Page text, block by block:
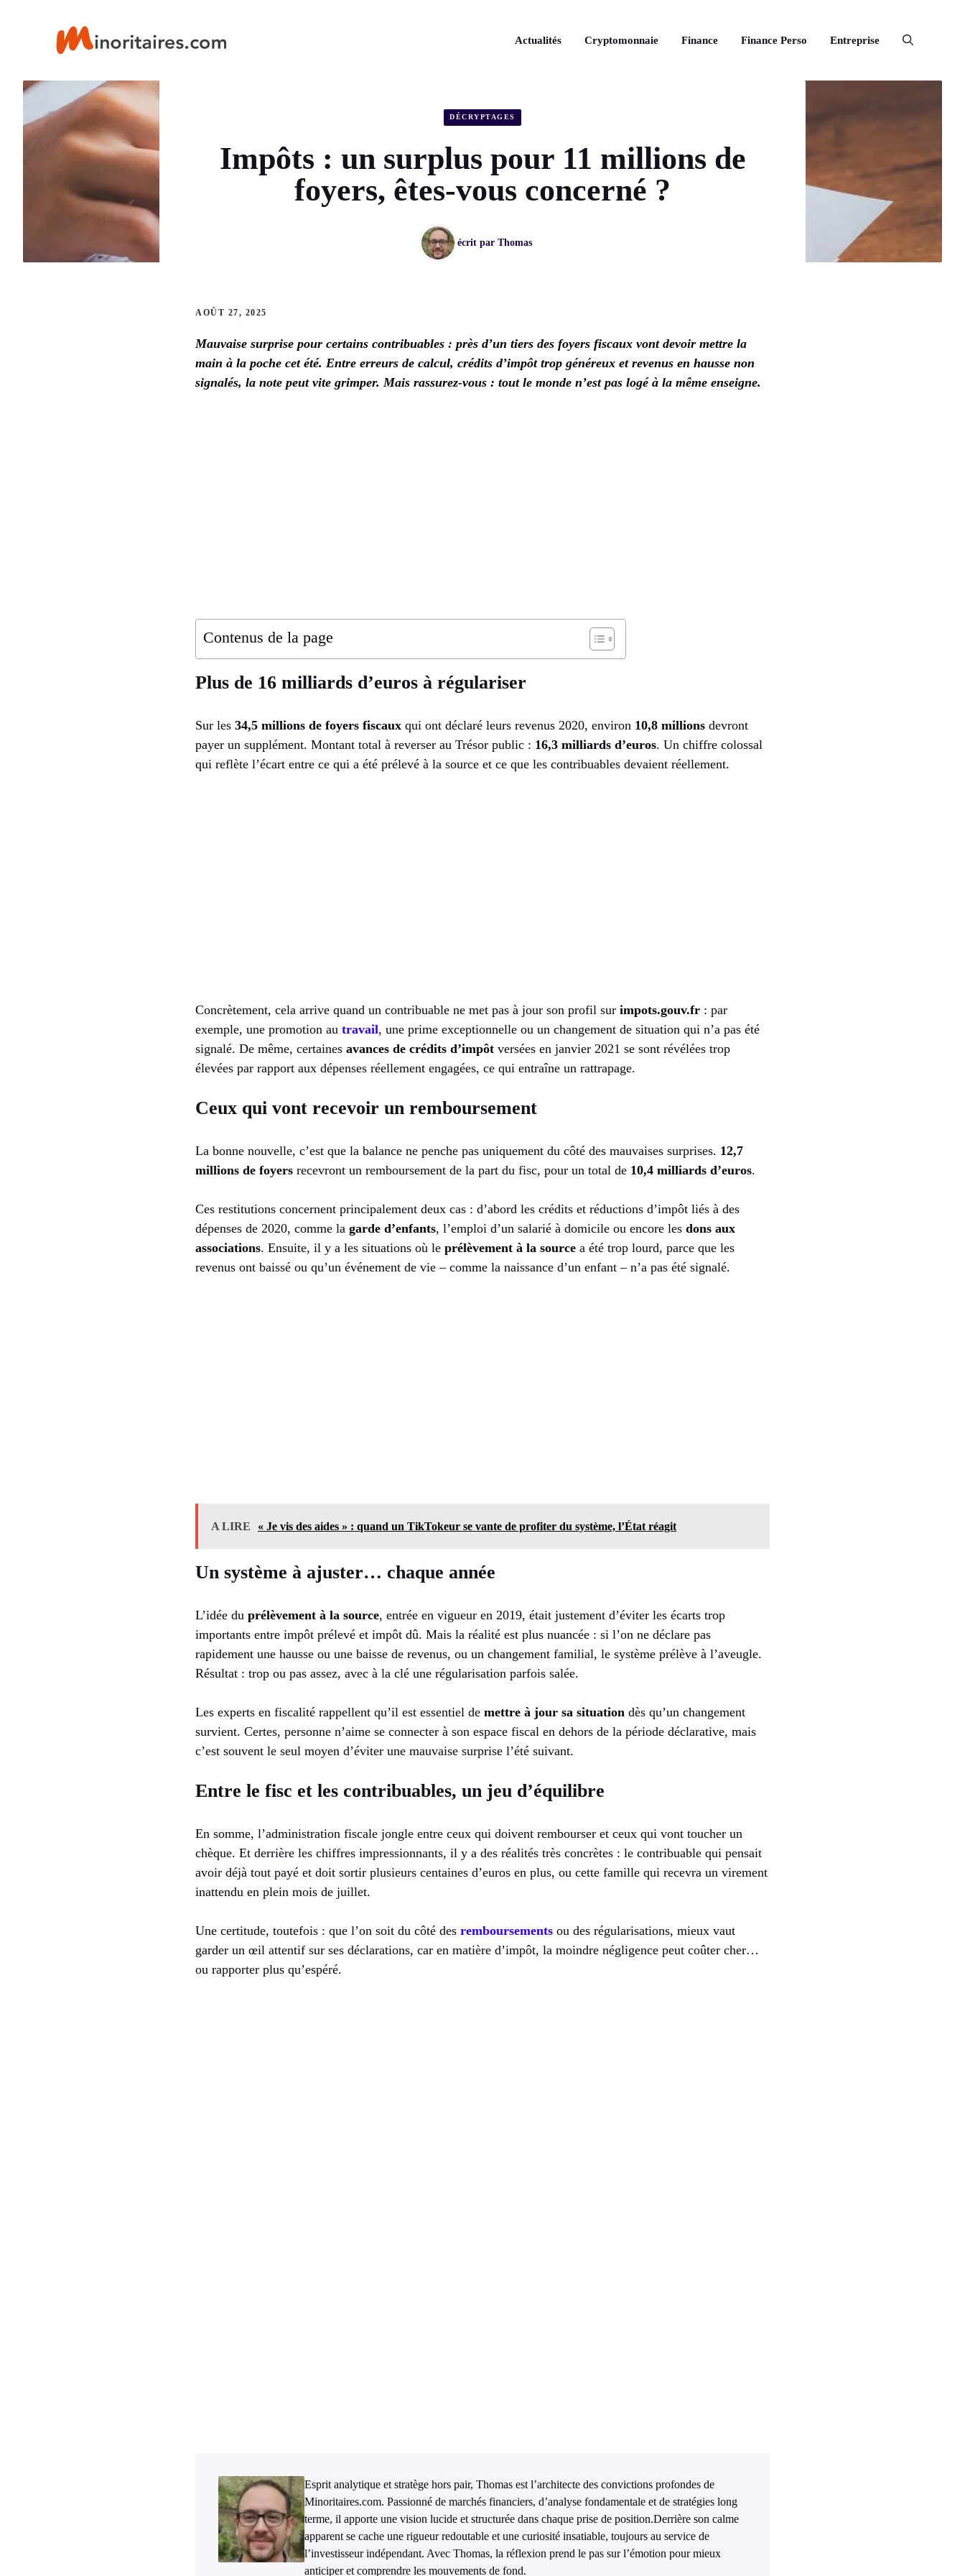
Actualités Cryptomonnaie Finance Finance Perso Entreprise
DÉCRYPTAGES
Impôts : un surplus pour 11 millions de
foyers, êtes-vous concerné ?
écrit par Thomas
AOÛT 27, 2025
Mauvaise surprise pour certains contribuables : près d’un tiers des foyers fiscaux vont devoir mettre la
main à la poche cet été. Entre erreurs de calcul, crédits d’impôt trop généreux et revenus en hausse non
signalés, la note peut vite grimper. Mais rassurez-vous : tout le monde n’est pas logé à la même enseigne.
Contenus de la page
Plus de 16 milliards d’euros à régulariser
Sur les 34,5 millions de foyers fiscaux qui ont déclaré leurs revenus 2020, environ 10,8 millions devront
payer un supplément. Montant total à reverser au Trésor public : 16,3 milliards d’euros. Un chiffre colossal
qui reflète l’écart entre ce qui a été prélevé à la source et ce que les contribuables devaient réellement.
Concrètement, cela arrive quand un contribuable ne met pas à jour son profil sur impots.gouv.fr : par
exemple, une promotion au travail, une prime exceptionnelle ou un changement de situation qui n’a pas été
signalé. De même, certaines avances de crédits d’impôt versées en janvier 2021 se sont révélées trop
élevées par rapport aux dépenses réellement engagées, ce qui entraîne un rattrapage.
Ceux qui vont recevoir un remboursement
La bonne nouvelle, c’est que la balance ne penche pas uniquement du côté des mauvaises surprises. 12,7
millions de foyers recevront un remboursement de la part du fisc, pour un total de 10,4 milliards d’euros.
Ces restitutions concernent principalement deux cas : d’abord les crédits et réductions d’impôt liés à des
dépenses de 2020, comme la garde d’enfants, l’emploi d’un salarié à domicile ou encore les dons aux
associations. Ensuite, il y a les situations où le prélèvement à la source a été trop lourd, parce que les
revenus ont baissé ou qu’un événement de vie – comme la naissance d’un enfant – n’a pas été signalé.
A LIRE « Je vis des aides » : quand un TikTokeur se vante de profiter du système, l’État réagit
Un système à ajuster… chaque année
L’idée du prélèvement à la source, entrée en vigueur en 2019, était justement d’éviter les écarts trop
importants entre impôt prélevé et impôt dû. Mais la réalité est plus nuancée : si l’on ne déclare pas
rapidement une hausse ou une baisse de revenus, ou un changement familial, le système prélève à l’aveugle.
Résultat : trop ou pas assez, avec à la clé une régularisation parfois salée.
Les experts en fiscalité rappellent qu’il est essentiel de mettre à jour sa situation dès qu’un changement
survient. Certes, personne n’aime se connecter à son espace fiscal en dehors de la période déclarative, mais
c’est souvent le seul moyen d’éviter une mauvaise surprise l’été suivant.
Entre le fisc et les contribuables, un jeu d’équilibre
En somme, l’administration fiscale jongle entre ceux qui doivent rembourser et ceux qui vont toucher un
chèque. Et derrière les chiffres impressionnants, il y a des réalités très concrètes : le contribuable qui pensait
avoir déjà tout payé et doit sortir plusieurs centaines d’euros en plus, ou cette famille qui recevra un virement
inattendu en plein mois de juillet.
Une certitude, toutefois : que l’on soit du côté des remboursements ou des régularisations, mieux vaut
garder un œil attentif sur ses déclarations, car en matière d’impôt, la moindre négligence peut coûter cher…
ou rapporter plus qu’espéré.
Esprit analytique et stratège hors pair, Thomas est l’architecte des convictions profondes de
Minoritaires.com. Passionné de marchés financiers, d’analyse fondamentale et de stratégies long
terme, il apporte une vision lucide et structurée dans chaque prise de position.Derrière son calme
apparent se cache une rigueur redoutable et une curiosité insatiable, toujours au service de
l’investisseur indépendant. Avec Thomas, la réflexion prend le pas sur l’émotion pour mieux
anticiper et comprendre les mouvements de fond.